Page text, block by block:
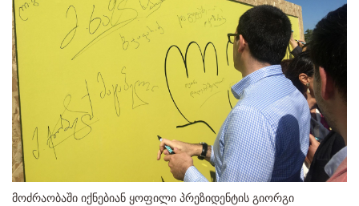
მოძრაობაში იქნებიან ყოფილი პრეზიდენტის გიორგი